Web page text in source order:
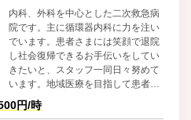
内科、外科を中心とした二次救急病
院です。主に循環器内科に力を注い
でいます。患者さまには笑顔で退院
し社会復帰できるお手伝いをしてい
きたいと、スタッフ一同日々努めて
います。地域医療を目指して患者さ
まとの会話を大切にし、素早く正確
な対応を心がけ、救急指定病院であ
円/時